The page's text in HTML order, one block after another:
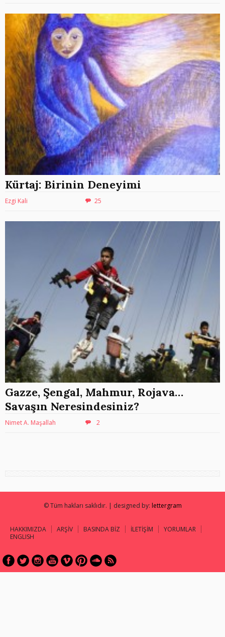
Kürtaj: Birinin Deneyimi
Ezgi Kali 25
Gazze, Şengal, Mahmur, Rojava…
Savaşın Neresindesiniz?
Nimet A. Maşallah 2
© Tüm hakları saklıdır. | designed by: lettergram
HAKKIMIZDA ARŞİV BASINDA BİZ İLETİŞİM
YORUMLAR
ENGLISH